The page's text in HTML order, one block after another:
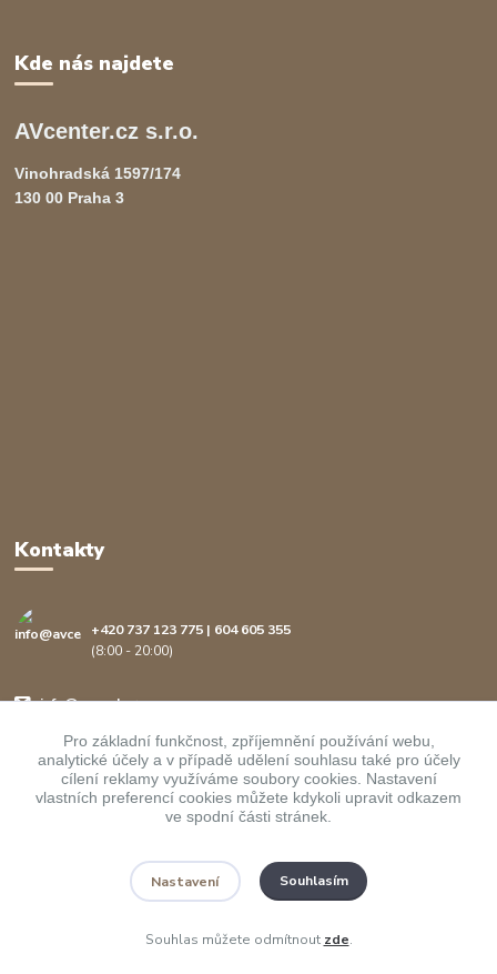
Kde nás najdete
AVcenter.cz s.r.o.
Vinohradská 1597/174
130 00 Praha 3
Kontakty
+420 737 123 775 | 604 605 355
(8:00 - 20:00)
info@avcenter.cz
Upravit sběr cookies.
Pro základní funkčnost, zpříjemnění používání webu,
analytické účely a v případě udělení souhlasu také pro účely
cílení reklamy využíváme soubory cookies. Nastavení
vlastních preferencí cookies můžete kdykoli upravit odkazem
ve spodní části stránek.
Nastavení Souhlasím
Souhlas můžete odmítnout zde.